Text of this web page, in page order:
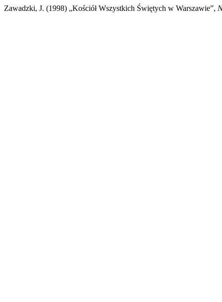
Zawadzki, J. (1998) „Kościół Wszystkich Świętych w Warszawie”,